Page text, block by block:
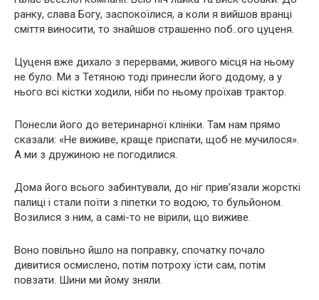
ранку, слава Богу, заспокоїлися, а коли я вийшов вранці
сміття виносити, то знайшов страшенно поб..ого цуценя.
Цуценя вже дихало з перервами, живого місця на ньому
не було. Ми з Тетяною тоді принесли його додому, а у
нього всі кістки ходили, ніби по ньому проїхав трактор.
Понесли його до ветеринарної клініки. Там нам прямо
сказали: «Не виживе, краще приспати, щоб не мучилося».
А ми з дружиною не погодилися.
Дома його всього забинтували, до ніг прив’язали жорсткі
палиці і стали поїти з піпетки то водою, то бульйоном.
Возилися з ним, а самі-то не вірили, що виживе.
Воно повільно йшло на поправку, спочатку почало
дивитися осмислено, потім потроху їсти сам, потім
повзати. Шини ми йому зняли.